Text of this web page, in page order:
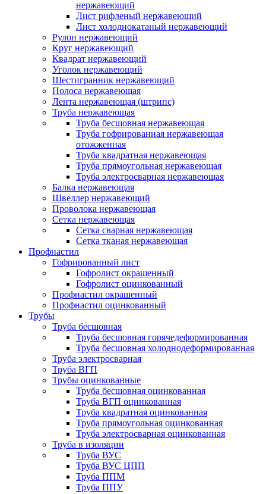
нержавеющий
Лист рифленый нержавеющий
Лист холоднокатаный нержавеющий
Рулон нержавеющий
Круг нержавеющий
Квадрат нержавеющий
Уголок нержавеющий
Шестигранник нержавеющий
Полоса нержавеющая
Лента нержавеющая (штрипс)
Труба нержавеющая
Труба бесшовная нержавеющая
Труба гофрированная нержавеющая
отожженная
Труба квадратная нержавеющая
Труба прямоугольная нержавеющая
Труба электросварная нержавеющая
Балка нержавеющая
Швеллер нержавеющий
Проволока нержавеющая
Сетка нержавеющая
Сетка сварная нержавеющая
Сетка тканая нержавеющая
Профнастил
Гофрированный лист
Гофролист окрашенный
Гофролист оцинкованный
Профнастил окрашенный
Профнастил оцинкованный
Трубы
Труба бесшовная
Труба бесшовная горячедеформированная
Труба бесшовная холоднодеформированная
Труба электросварная
Труба ВГП
Трубы оцинкованные
Труба бесшовная оцинкованная
Труба ВГП оцинкованная
Труба квадратная оцинкованная
Труба прямоугольная оцинкованная
Труба электросварная оцинкованная
Труба в изоляции
Труба ВУС
Труба ВУС ЦПП
Труба ППМ
Труба ППУ